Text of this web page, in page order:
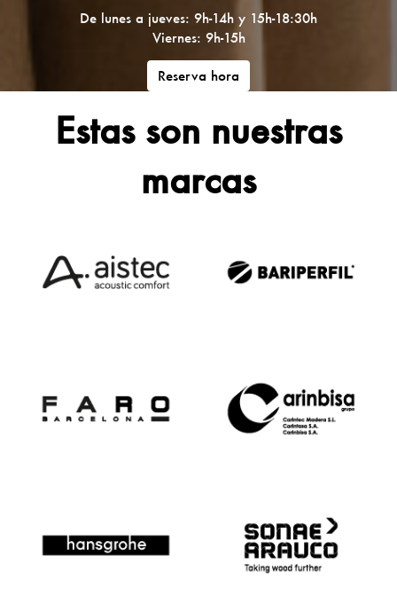
De lunes a jueves: 9h-14h y 15h-18:30h
Viernes: 9h-15h
Reserva hora
Estas son nuestras
marcas